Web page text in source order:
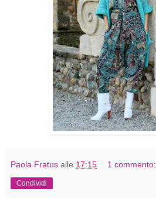
Paola Fratus alle 17:15 1 commento:
Condividi